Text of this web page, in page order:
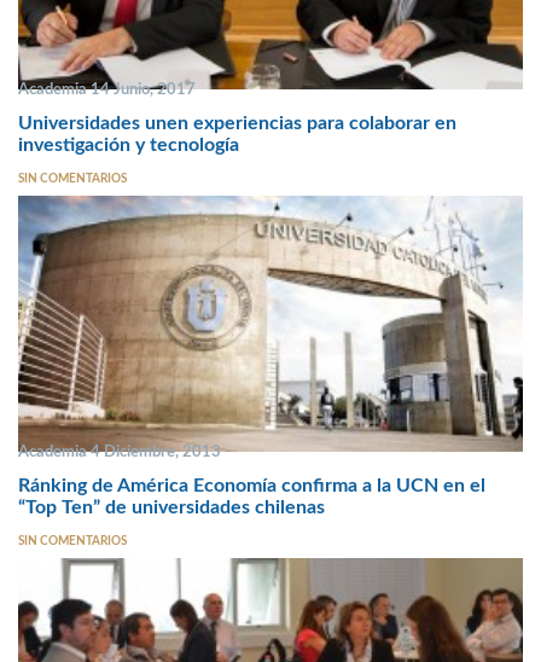
Academia 14 Junio, 2017
Universidades unen experiencias para colaborar en
investigación y tecnología
SIN COMENTARIOS
Academia 4 Diciembre, 2013
Ránking de América Economía confirma a la UCN en el
“Top Ten” de universidades chilenas
SIN COMENTARIOS